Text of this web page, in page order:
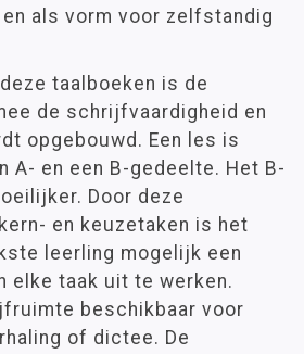
als vorm voor zelfstandig
taalboeken is de
de schrijfvaardigheid en
opgebouwd. Een les is
A- en een B-gedeelte. Het B-
Door deze
en keuzetaken is het
leerling mogelijk een
elke taak uit te werken.
beschikbaar voor
of dictee. De